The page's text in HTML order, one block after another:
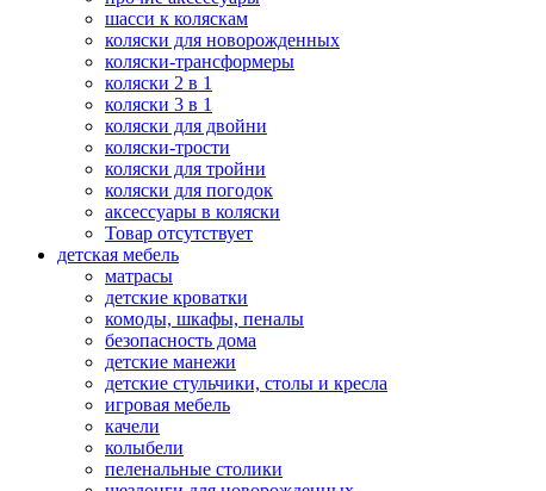
шасси к коляскам
коляски для новорожденных
коляски-трансформеры
коляски 2 в 1
коляски 3 в 1
коляски для двойни
коляски-трости
коляски для тройни
коляски для погодок
аксессуары в коляски
Товар отсутствует
детская мебель
матрасы
детские кроватки
комоды, шкафы, пеналы
безопасность дома
детские манежи
детские стульчики, столы и кресла
игровая мебель
качели
колыбели
пеленальные столики